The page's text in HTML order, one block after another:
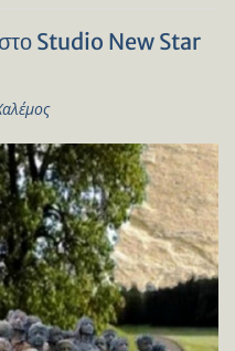
Studio New Star